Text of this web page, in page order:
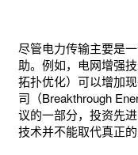
尽管电力传输主要是
助。例如，电网增强
拓扑优化）可以增加
司（Breakthrough
议的一部分，投资先
技术并不能取代真正的